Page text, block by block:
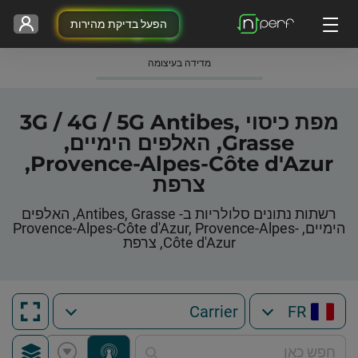
הפעל בדיקת מהירות
מדידה בעיצומה
מפת כיסוי 3G / 4G / 5G Antibes,
Grasse, האלפים הימיים,
Provence-Alpes-Côte d'Azur,
צרפת
רשתות נתונים סלולריות ב- Antibes, Grasse, האלפים
הימיים, Provence-Alpes-Côte d'Azur, Provence-Alpes-
Côte d'Azur, צרפת
FR